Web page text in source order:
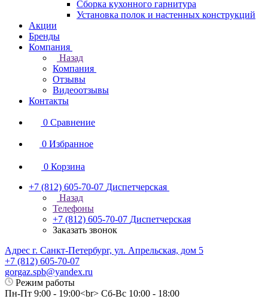
Сборка кухонного гарнитура
Установка полок и настенных конструкций
Акции
Бренды
Компания
Назад
Компания
Отзывы
Видеоотзывы
Контакты
0 Сравнение
0 Избранное
0 Корзина
+7 (812) 605-70-07 Диспетчерская
Назад
Телефоны
+7 (812) 605-70-07 Диспетчерская
Заказать звонок
Адрес г. Санкт-Петербург, ул. Апрельская, дом 5
+7 (812) 605-70-07
gorgaz.spb@yandex.ru
Режим работы
Пн-Пт 9:00 - 19:00<br> Сб-Вс 10:00 - 18:00